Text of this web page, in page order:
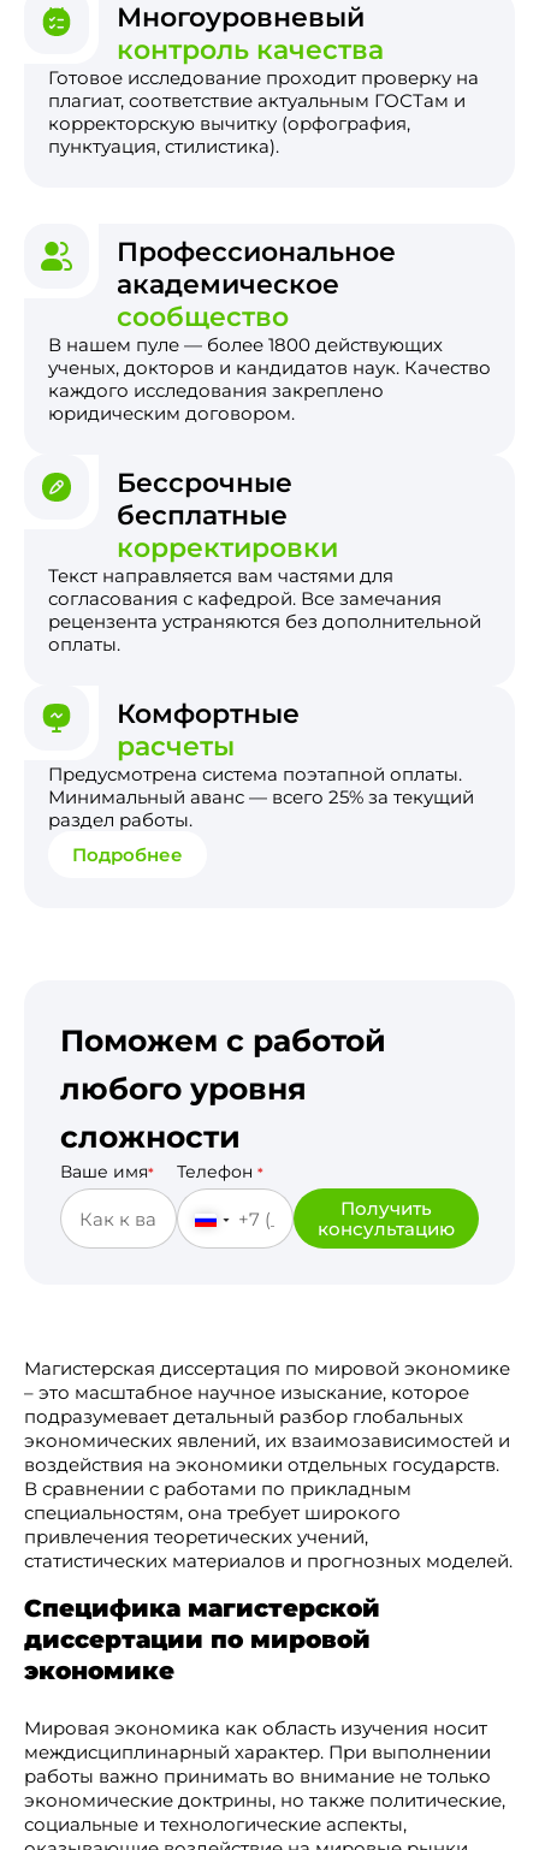
Многоуровневый
контроль качества
Готовое исследование проходит проверку на
плагиат, соответствие актуальным ГОСТам и
корректорскую вычитку (орфография,
пунктуация, стилистика).
Профессиональное
академическое
сообщество
В нашем пуле — более 1800 действующих
ученых, докторов и кандидатов наук. Качество
каждого исследования закреплено
юридическим договором.
Бессрочные
бесплатные
корректировки
Текст направляется вам частями для
согласования с кафедрой. Все замечания
рецензента устраняются без дополнительной
оплаты.
Комфортные
расчеты
Предусмотрена система поэтапной оплаты.
Минимальный аванс — всего 25% за текущий
раздел работы.
Подробнее
Поможем с работой
любого уровня
сложности
Ваше имя* Телефон *
Получить
консультацию
Магистерская диссертация по мировой экономике
– это масштабное научное изыскание, которое
подразумевает детальный разбор глобальных
экономических явлений, их взаимозависимостей и
воздействия на экономики отдельных государств.
В сравнении с работами по прикладным
специальностям, она требует широкого
привлечения теоретических учений,
статистических материалов и прогнозных моделей.
Специфика магистерской
диссертации по мировой
экономике
Мировая экономика как область изучения носит
междисциплинарный характер. При выполнении
работы важно принимать во внимание не только
экономические доктрины, но также политические,
социальные и технологические аспекты,